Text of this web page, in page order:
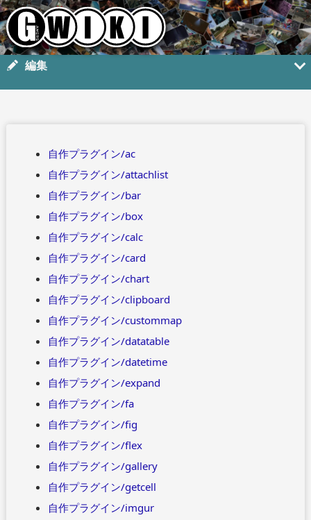
編集
自作プラグイン/ac
自作プラグイン/attachlist
自作プラグイン/bar
自作プラグイン/box
自作プラグイン/calc
自作プラグイン/card
自作プラグイン/chart
自作プラグイン/clipboard
自作プラグイン/custommap
自作プラグイン/datatable
自作プラグイン/datetime
自作プラグイン/expand
自作プラグイン/fa
自作プラグイン/fig
自作プラグイン/flex
自作プラグイン/gallery
自作プラグイン/getcell
自作プラグイン/imgur